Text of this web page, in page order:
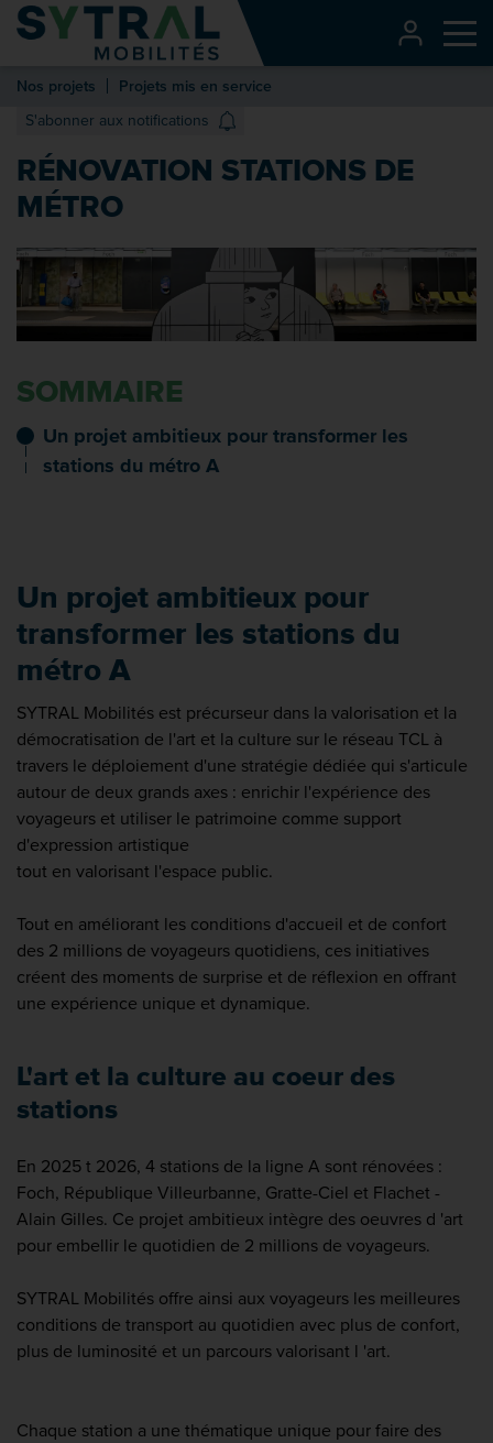
Contenu
Entête de page
Pied de page
Nos projets
Projets mis en service
S'abonner aux notifications
RÉNOVATION STATIONS DE
MÉTRO
SOMMAIRE
Un projet ambitieux pour transformer les
stations du métro A
Un projet ambitieux pour
transformer les stations du
métro A
SYTRAL Mobilités est précurseur dans la valorisation et la
démocratisation de l'art et la culture sur le réseau TCL à
travers le déploiement d'une stratégie dédiée qui s'articule
autour de deux grands axes : enrichir l'expérience des
voyageurs et utiliser le patrimoine comme support
d'expression artistique
tout en valorisant l'espace public.
Tout en améliorant les conditions d'accueil et de confort
des 2 millions de voyageurs quotidiens, ces initiatives
créent des moments de surprise et de réflexion en offrant
une expérience unique et dynamique.
L'art et la culture au coeur des
stations
En 2025 t 2026, 4 stations de la ligne A sont rénovées :
Foch, République Villeurbanne, Gratte-Ciel et Flachet -
Alain Gilles. Ce projet ambitieux intègre des oeuvres d 'art
pour embellir le quotidien de 2 millions de voyageurs.
SYTRAL Mobilités offre ainsi aux voyageurs les meilleures
conditions de transport au quotidien avec plus de confort,
plus de luminosité et un parcours valorisant l 'art.
Chaque station a une thématique unique pour faire des